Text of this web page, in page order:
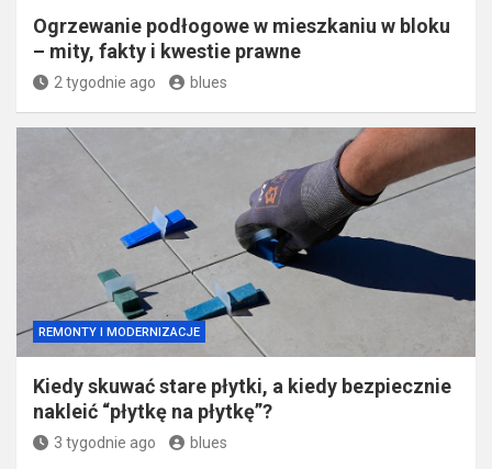
Ogrzewanie podłogowe w mieszkaniu w bloku
– mity, fakty i kwestie prawne
2 tygodnie ago blues
REMONTY I MODERNIZACJE
Kiedy skuwać stare płytki, a kiedy bezpiecznie
nakleić “płytkę na płytkę”?
3 tygodnie ago blues